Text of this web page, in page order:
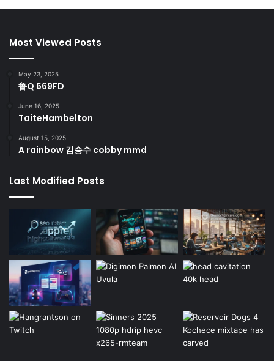
Most Viewed Posts
May 23, 2025
鲁Q 669FD
June 16, 2025
TaiteHambelton
August 15, 2025
A rainbow 김승수 cobby mmd
Last Modified Posts